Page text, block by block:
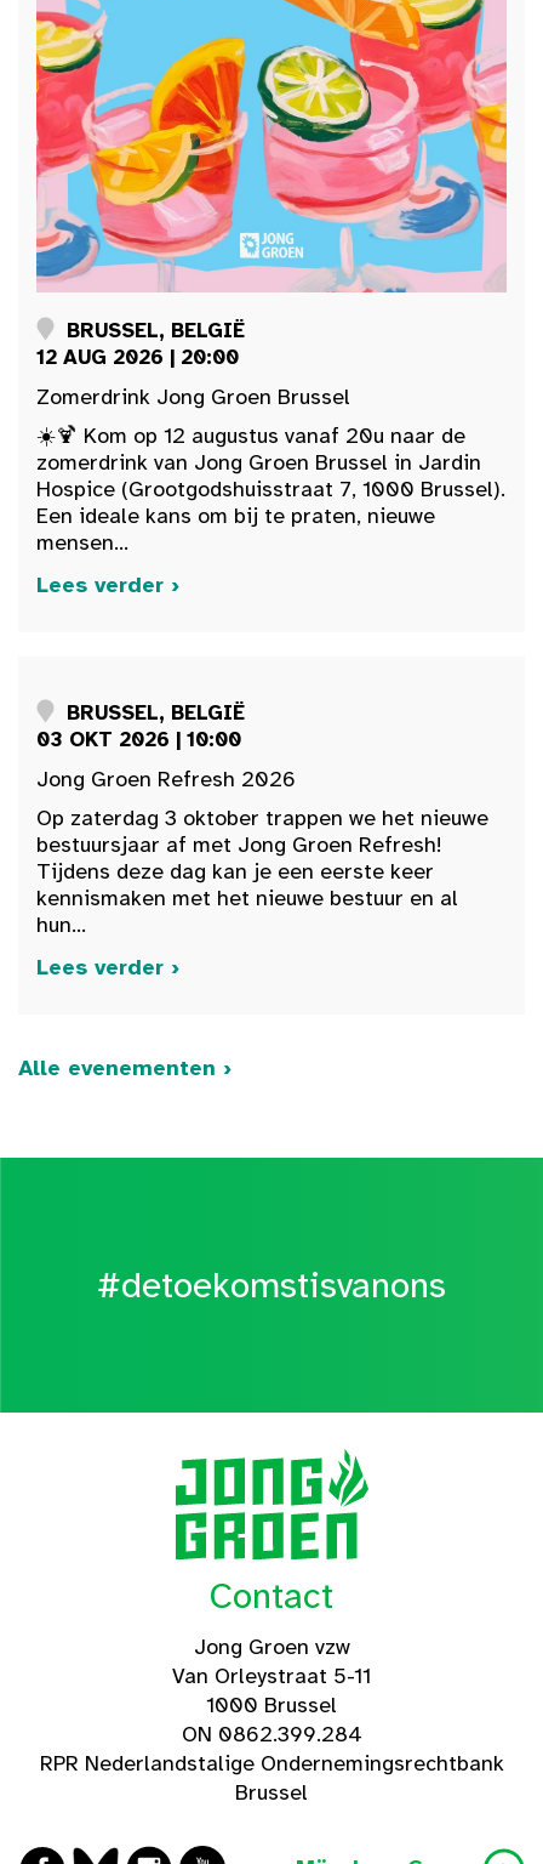
BRUSSEL, BELGIË
12 AUG 2026 | 20:00
Zomerdrink Jong Groen Brussel
☀️🍹 Kom op 12 augustus vanaf 20u naar de
zomerdrink van Jong Groen Brussel in Jardin
Hospice (Grootgodshuisstraat 7, 1000 Brussel).
Een ideale kans om bij te praten, nieuwe
mensen...
Lees verder ›
BRUSSEL, BELGIË
03 OKT 2026 | 10:00
Jong Groen Refresh 2026
Op zaterdag 3 oktober trappen we het nieuwe
bestuursjaar af met Jong Groen Refresh!
Tijdens deze dag kan je een eerste keer
kennismaken met het nieuwe bestuur en al
hun...
Lees verder ›
Alle evenementen ›
#detoekomstisvanons
Contact
Jong Groen vzw
Van Orleystraat 5-11
1000 Brussel
ON 0862.399.284
RPR Nederlandstalige Ondernemingsrechtbank
Brussel